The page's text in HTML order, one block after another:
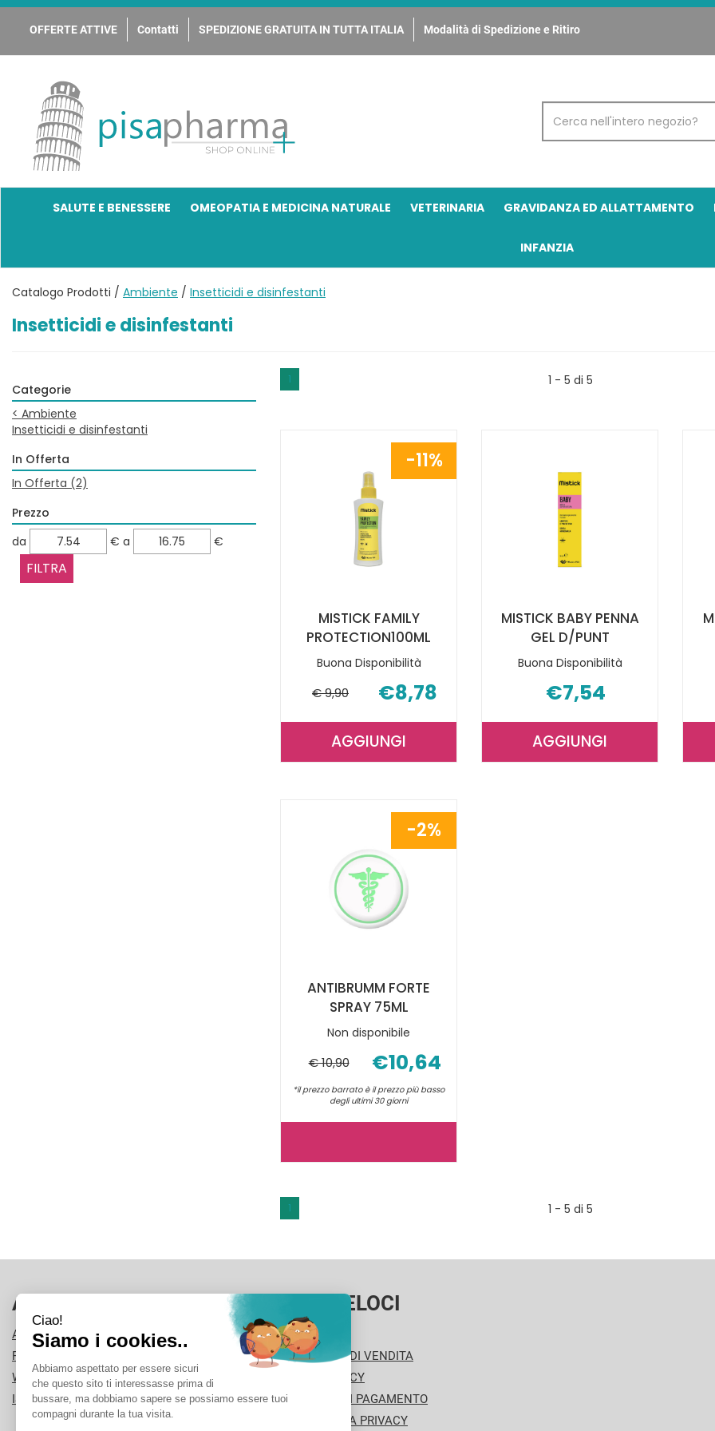
Passa
principale
OFFERTE ATTIVE Contatti SPEDIZIONE GRATUITA IN TUTTA ITALIA Modalità di Spedizione e Ritiro
PisaPharma
Prodotto
SALUTE E BENESSERE OMEOPATIA E MEDICINA NATURALE VETERINARIA GRAVIDANZA ED ALLATTAMENTO
INFANZIA
Catalogo Prodotti / Ambiente / Insetticidi e disinfestanti
Insetticidi e disinfestanti
Categorie
< Ambiente
Insetticidi e disinfestanti
In Offerta
In Offerta (2)
Prezzo
filtra
da
da € filtra
a €
1 1 - 5 di 5
MISTICK FAMILY
PROTECTION100ML
Buona Disponibilità
11%
€ 9,90 €8,78
AGGIUNGIAGGIUNGI MISTICK
CARRELLO
MISTICK BABY PENNA
GEL D/PUNT
Buona Disponibilità
€7,54
AGGIUNGIAGGIUNGI MISTICK
ANTIBRUMM FORTE
SPRAY 75ML
Non disponibile
2%
€ 10,90 €10,64
*il prezzo barrato è il prezzo più basso
degli ultimi 30 giorni
DISPONIBILE
1 1 - 5 di 5
AREA UTENTE
ACCEDI
REGISTRATI
WISHLIST
ISCRIZIONE ALLA NEWSLETTER
LINK VELOCI
CONTATTI
CONDIZIONI DI VENDITA
COOKIE POLICY
MODALITÀ DI PAGAMENTO
INFORMATIVA PRIVACY